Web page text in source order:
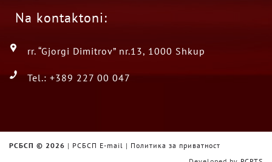
Na kontaktoni:
rr. “Gjorgi Dimitrov” nr.13, 1000 Shkup
Tel.: +389 227 00 047
РСБСП © 2026 | РСБСП E-mail | Политика за приватност